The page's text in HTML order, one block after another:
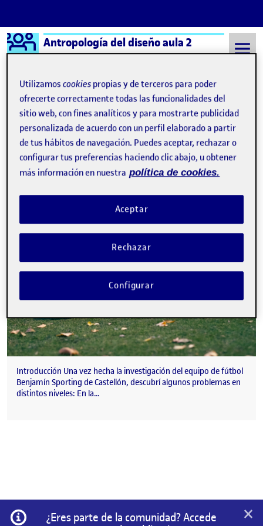
Saltar al contenido
Logo Ágora
Antropología del diseño aula 2
Semestre 20211 - Aula 2 4 Enero, 2022
4 Enero, 2022
PEC 4 – Compartir el diseño
Publicado por
Mónica Segarra Pérez
Fecha de publicación6 enero, 2022 11:34 am
3 comentarios
Introducción Una vez hecha la investigación del equipo de fútbol
Benjamín Sporting de Castellón, descubrí algunos problemas en
distintos niveles: En la…
Información
¿Eres parte de la comunidad? Accede
×
Utilizamoscookies propias y de terceros para poder
ofrecerte correctamente todas las funcionalidades del
sitio web, con fines analíticos y para mostrarte publicidad
personalizada de acuerdo con un perfil elaborado a partir
de tus hábitos de navegación. Puedes aceptar, rechazar o
configurar tus preferencias haciendo clic abajo, u obtener
más información en nuestra política de cookies.
Rechazar
Aceptar
Configurar